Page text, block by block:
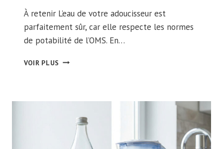
À retenir L’eau de votre adoucisseur est
parfaitement sûr, car elle respecte les normes
de potabilité de l’OMS. En…
VOIR PLUS PEUT-
D’UN
QU’IL